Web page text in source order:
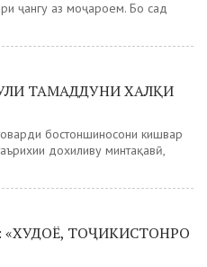
ҷангу аз моҷароем. Бо сад
ТАМАДДУНИ ХАЛҚИ
бостоншиносони кишвар
дохиливу минтақавӣ,
ТОҶИКИСТОНРО